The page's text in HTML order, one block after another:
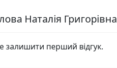
Наталія Григорівна
залишити перший відгук.